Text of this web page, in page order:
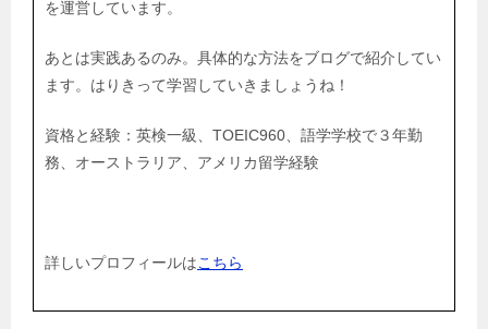
を運営しています。
あとは実践あるのみ。具体的な方法をブログで紹介してい
ます。はりきって学習していきましょうね！
資格と経験：英検一級、TOEIC960、語学学校で３年勤
務、オーストラリア、アメリカ留学経験
詳しいプロフィールはこちら